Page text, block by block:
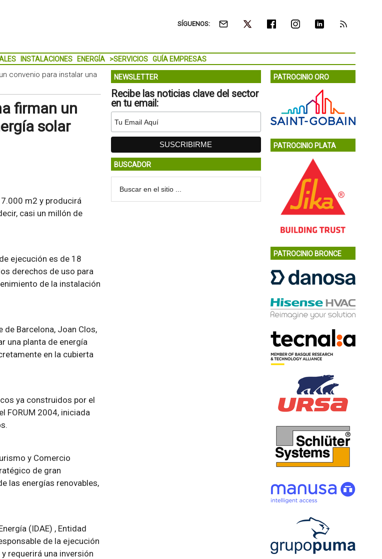
SÍGUENOS:
INSTALACIONES ENERGÍA >SERVICIOS GUÍA EMPRESAS
convenio para instalar una
firman un
solar
m2 y producirá
casi un millón de
ejecución es de 18
derechos de uso para
de la instalación
Barcelona, Joan Clos,
una planta de energía
en la cubierta
ya construidos por el
FORUM 2004, iniciada
y Comercio
de gran
las energías renovables,
(IDAE) , Entidad
de la ejecución
requerirá una inversión
NEWSLETTER
Recibe las noticias clave del sector
en tu email:
BUSCADOR
PATROCINIO ORO
PATROCINIO PLATA
PATROCINIO BRONCE